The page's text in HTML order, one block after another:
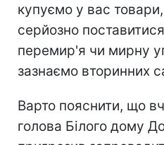
купуємо у вас
серйозно
перемир'я чи мирну
зазнаємо вторинних
Варто пояснити, що
голова Білого дому